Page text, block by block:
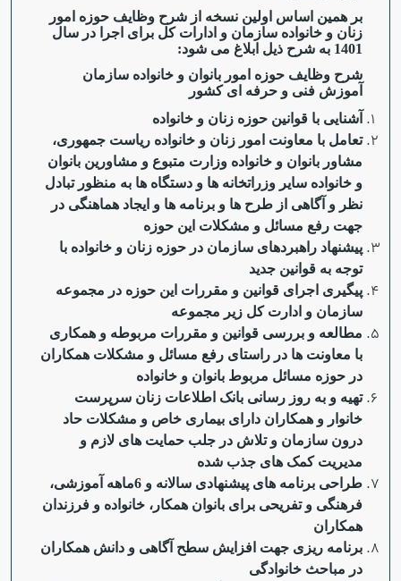
بر همین اساس اولین نسخه از شرح وظایف حوزه امور
زنان و خانواده سازمان و ادارات کل برای اجرا در سال
1401 به شرح ذیل ابلاغ می شود:
شرح وظایف حوزه امور بانوان و خانواده سازمان
آموزش فنی و حرفه ای کشور
آشنایی با قوانین حوزه زنان و خانواده
تعامل با معاونت امور زنان و خانواده ریاست جمهوری،
مشاور بانوان و خانواده وزارت متبوع و مشاورین بانوان
و خانواده سایر وزراتخانه ها و دستگاه ها به منظور تبادل
نظر و آگاهی از طرح ها و برنامه ها و ایجاد هماهنگی در
جهت رفع مسائل و مشکلات این حوزه
پیشنهاد راهبردهای سازمان در حوزه زنان و خانواده با
توجه به قوانین جدید
پیگیری اجرای قوانین و مقررات این حوزه در مجموعه
سازمان و ادارت کل زیر مجموعه
مطالعه و بررسی قوانین و مقررات مربوطه و همکاری
با معاونت ها در راستای رفع مسائل و مشکلات همکاران
در حوزه مسائل مربوط بانوان و خانواده
تهیه و به روز رسانی بانک اطلاعات زنان سرپرست
خانوار و همکاران دارای بیماری خاص و مشکلات حاد
درون سازمان و تلاش در جلب حمایت های لازم و
مدیریت کمک های جذب شده
طراحی برنامه های پیشنهادی سالانه و 6ماهه آموزشی،
فرهنگی و تفریحی برای بانوان همکار، خانواده و فرزندان
همکاران
برنامه ریزی جهت افزایش سطح آگاهی و دانش همکاران
در مباحث خانوادگی